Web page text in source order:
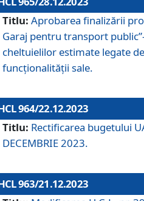
Titlu: Aprobarea finalizării
Garaj pentru transport
cheltuielilor estimate legate
funcționalității sale.
964/22.12.2023
Titlu: Rectificarea bugetului
DECEMBRIE 2023.
963/21.12.2023